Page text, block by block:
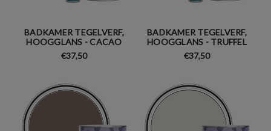
BADKAMER TEGELVERF,
HOOGGLANS - CACAO
€37,50
BADKAMER TEGELVERF,
HOOGGLANS - TRUFFEL
€37,50